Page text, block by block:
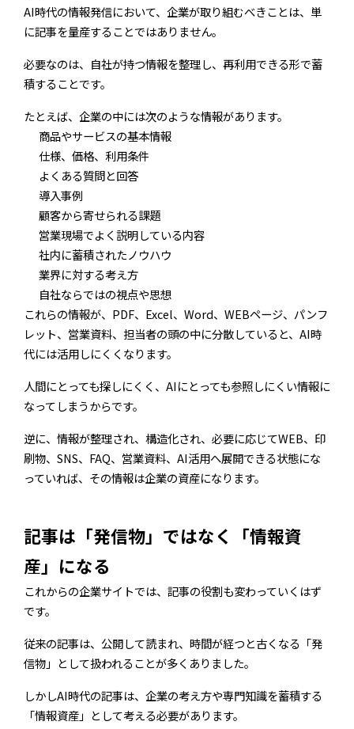
AI時代の情報発信において、企業が取り組むべきことは、単
に記事を量産することではありません。
必要なのは、自社が持つ情報を整理し、再利用できる形で蓄
積することです。
たとえば、企業の中には次のような情報があります。
商品やサービスの基本情報
仕様、価格、利用条件
よくある質問と回答
導入事例
顧客から寄せられる課題
営業現場でよく説明している内容
社内に蓄積されたノウハウ
業界に対する考え方
自社ならではの視点や思想
これらの情報が、PDF、Excel、Word、WEBページ、パンフ
レット、営業資料、担当者の頭の中に分散していると、AI時
代には活用しにくくなります。
人間にとっても探しにくく、AIにとっても参照しにくい情報に
なってしまうからです。
逆に、情報が整理され、構造化され、必要に応じてWEB、印
刷物、SNS、FAQ、営業資料、AI活用へ展開できる状態にな
っていれば、その情報は企業の資産になります。
記事は「発信物」ではなく「情報資
産」になる
これからの企業サイトでは、記事の役割も変わっていくはず
です。
従来の記事は、公開して読まれ、時間が経つと古くなる「発
信物」として扱われることが多くありました。
しかしAI時代の記事は、企業の考え方や専門知識を蓄積する
「情報資産」として考える必要があります。